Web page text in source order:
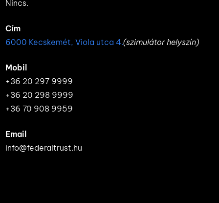
Nincs.
Cím
6000 Kecskemét, Viola utca 4.(szimulátor helyszín)
Mobil
+36 20 297 9999
+36 20 298 9999
+36 70 908 9959
Email
info@federaltrust.hu